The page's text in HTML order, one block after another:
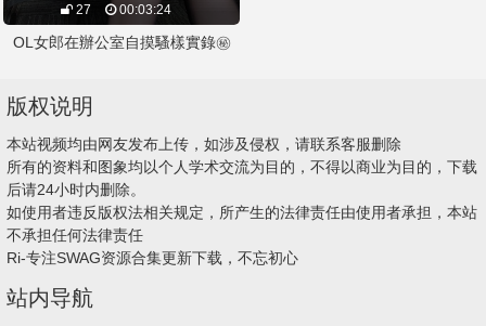
27 00:03:24
OL女郎在辦公室自摸騷樣實錄㊙️
版权说明
本站视频均由网友发布上传，如涉及侵权，请联系客服删除
所有的资料和图象均以个人学术交流为目的，不得以商业为目的，下载
后请24小时内删除。
如使用者违反版权法相关规定，所产生的法律责任由使用者承担，本站
不承担任何法律责任
Ri-专注SWAG资源合集更新下载，不忘初心
站内导航